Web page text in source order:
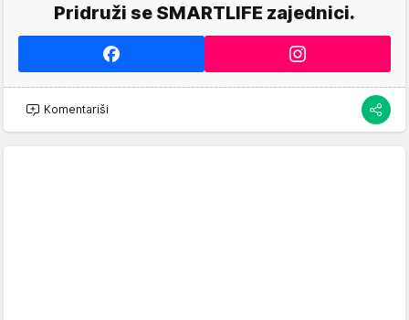
Pridruži se SMARTLIFE zajednici.
Komentariši